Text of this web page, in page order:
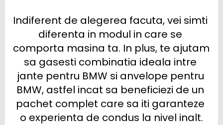
Indiferent de alegerea facuta, vei simti
diferenta in modul in care se
comporta masina ta. In plus, te ajutam
sa gasesti combinatia ideala intre
jante pentru BMW si anvelope pentru
BMW, astfel incat sa beneficiezi de un
pachet complet care sa iti garanteze
o experienta de condus la nivel inalt.